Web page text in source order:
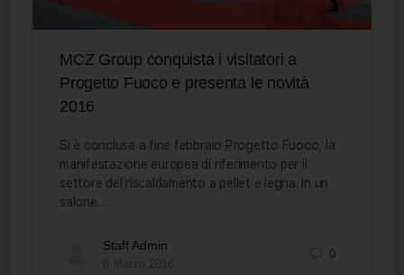
MCZ Group conquista i visitatori a
Progetto Fuoco e presenta le novità
2016
Si è conclusa a fine febbraio Progetto Fuoco, la
manifestazione europea di riferimento per il
settore del riscaldamento a pellet e legna. In un
salone…
Staff Admin
0